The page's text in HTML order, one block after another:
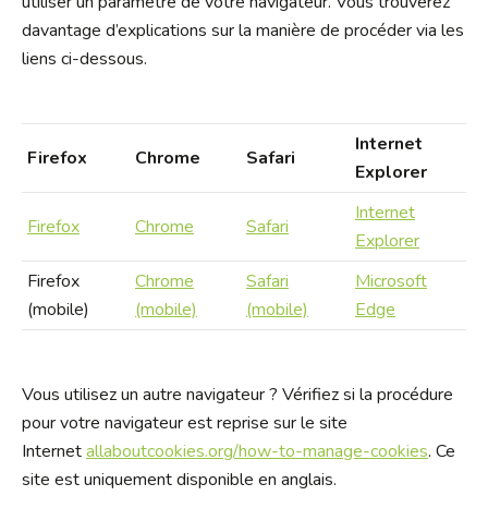
davantage d’explications sur la manière de procéder via les
liens ci-dessous.
Firefox Chrome Safari
Internet
Explorer
Firefox Chrome Safari
Internet
Explorer
Firefox
(mobile)
Chrome
(mobile)
Safari
(mobile)
Microsoft
Edge
Vous utilisez un autre navigateur ? Vérifiez si la procédure
pour votre navigateur est reprise sur le site
Internetallaboutcookies.org/how-to-manage-cookies. Ce
site est uniquement disponible en anglais.